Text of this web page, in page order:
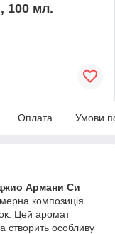
100 мл.
Оплата Умови
Армани Си
композиція
Цей аромат
створить особливу